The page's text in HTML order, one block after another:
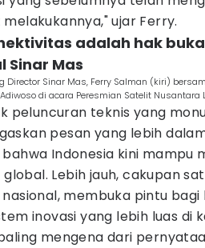
ujar Ferry.
adalah hak
Sinar Mas
Director Sinar Mas, Ferry Salman (kiri)
di acara Peresmian Satelit Nusantara
peluncuran teknis yang
pesan yang lebih
Indonesia kini
Lebih jauh, cakupan
membuka pintu
inovasi yang lebih luas di
mengena dari